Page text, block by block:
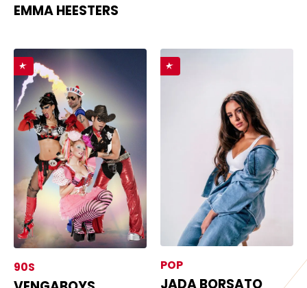
EMMA HEESTERS
90S
JADA BORSATO
POP